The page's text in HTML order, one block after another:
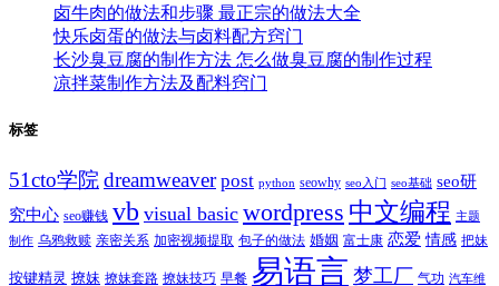
卤牛肉的做法和步骤 最正宗的做法大全
快乐卤蛋的做法与卤料配方窍门
长沙臭豆腐的制作方法 怎么做臭豆腐的制作过程
凉拌菜制作方法及配料窍门
标签
51cto学院dreamweaver post python seowhy seo入门 seo基础 seo研
究中心 seo赚钱 vb visual basic wordpress 中文编程 主题
制作 乌鸦救赎 亲密关系 加密视频提取 包子的做法 婚姻 富士康 恋爱 情感 把妹
按键精灵 撩妹 撩妹套路 撩妹技巧 早餐 易语言 梦工厂 气功 汽车维